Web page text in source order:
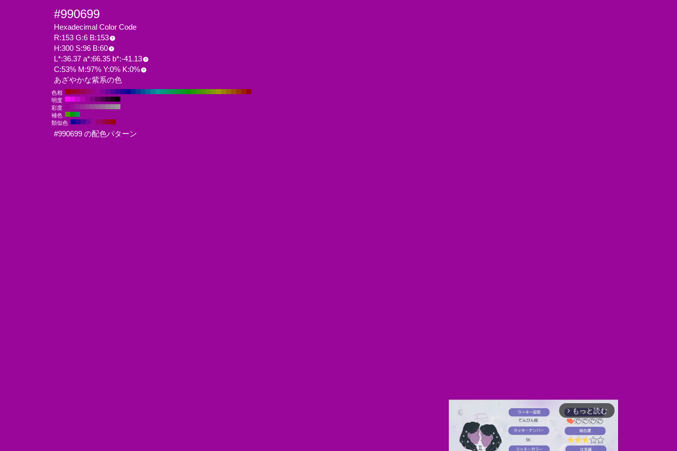
#990699
Hexadecimal Color Code
R:153 G:6 B:153
H:300 S:96 B:60
L*:36.37 a*:66.35 b*:-41.13
C:53% M:97% Y:0% K:0%
あざやかな紫系の色
色相
明度
彩度
補色
類似色
#990699 の配色パターン
arrow_forward_ios もっと読む